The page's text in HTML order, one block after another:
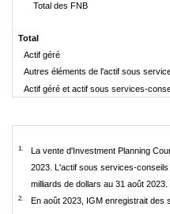
Total des FNB
Total
Actif géré
Autres éléments de l'actif sous
Actif géré et actif sous services-
1.
La vente d'Investment Planning
2023. L'actif sous services-
milliards de dollars au 31 août 2023.
2.
En août 2023, IGM enregistrait des